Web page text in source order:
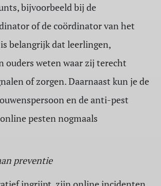
bijvoorbeeld bij de
of de coördinator van het
belangrijk dat leerlingen,
ouders weten waar zij terecht
of zorgen. Daarnaast kun je de
en de anti-pest
pesten nogmaals
preventie